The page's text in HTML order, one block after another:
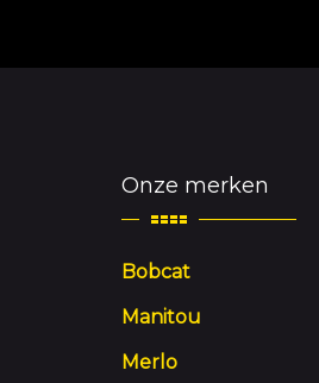
Onze merken
Bobcat
Manitou
Merlo